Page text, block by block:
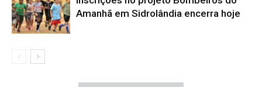
Amanhã em Sidrolândia encerra hoje